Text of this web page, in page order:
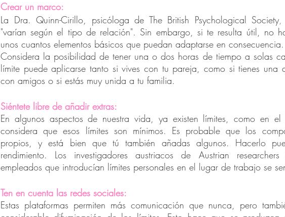
Crear un marco:
La Dra. Quinn-Cirillo, psicóloga de The British Psychological Society,
"varían según el tipo de relación". Sin embargo, si te resulta útil, no
unos cuantos elementos básicos que puedan adaptarse en consecuencia.
Considera la posibilidad de tener una o dos horas de tiempo a solas
límite puede aplicarse tanto si vives con tu pareja, como si tienes una
con amigos o si estás muy unida a tu familia.
Siéntete libre de añadir extras:
En algunos aspectos de nuestra vida, ya existen límites, como en
considera que esos límites son mínimos. Es probable que los
propios, y está bien que tú también añadas algunos. Hacerlo
rendimiento. Los investigadores austriacos de Austrian researchers
empleados que introducían límites personales en el lugar de trabajo se
Ten en cuenta las redes sociales:
Estas plataformas permiten más comunicación que nunca, pero